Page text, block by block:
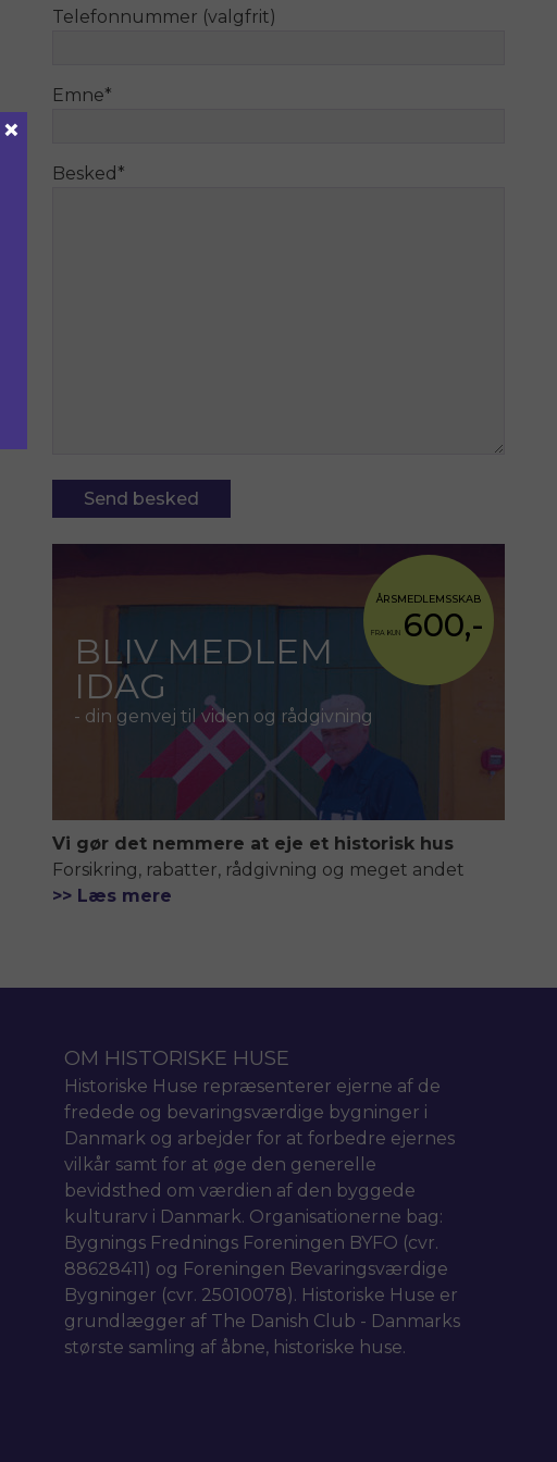
Telefonnummer (valgfrit)
Emne*
Besked *
BLIV MEDLEM
IDAG
- din genvej til viden og rådgivning
ÅRSMEDLEMSSKAB
FRA KUN 600,-
Vi gør det nemmere at eje et historisk hus
Forsikring, rabatter, rådgivning og meget andet
>> Læs mere
OM HISTORISKE HUSE
Historiske Huse repræsenterer ejerne af de
fredede og bevaringsværdige bygninger i
Danmark og arbejder for at forbedre ejernes
vilkår samt for at øge den generelle
bevidsthed om værdien af den byggede
kulturarv i Danmark. Organisationerne bag:
Bygnings Frednings Foreningen BYFO (cvr.
88628411) og Foreningen Bevaringsværdige
Bygninger (cvr. 25010078). Historiske Huse er
grundlægger af The Danish Club - Danmarks
største samling af åbne, historiske huse.
×